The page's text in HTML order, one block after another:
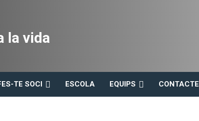
la vida
TE SOCI ESCOLA EQUIPS CONTACTE